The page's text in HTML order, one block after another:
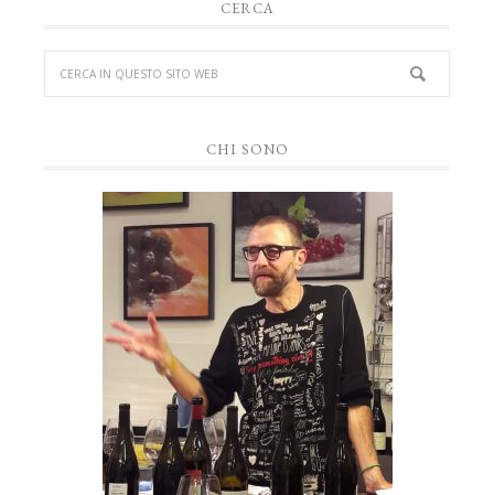
CERCA
CHI SONO